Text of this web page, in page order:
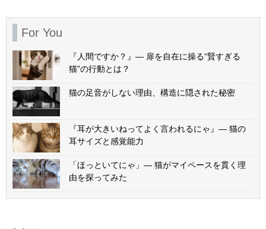
For You
『人間ですか？』— 扉を自在に操る“賢すぎる
猫”の行動とは？
猫の足音がしない理由、構造に隠された秘密
『耳が大きいねってよく言われるにゃ』— 猫の
耳サイズと感覚能力
「ほっといてにゃ」— 猫がマイペースを貫く理
由を探ってみた